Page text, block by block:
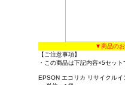
▼商品の
【ご注意事項】
・この商品は下記内容×5セット
EPSON エコリカ リサイクル